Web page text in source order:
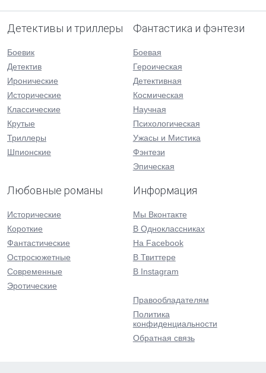
Детективы и триллеры
Боевик
Детектив
Иронические
Исторические
Классические
Крутые
Триллеры
Шпионские
Фантастика и фэнтези
Боевая
Героическая
Детективная
Космическая
Научная
Психологическая
Ужасы и Мистика
Фэнтези
Эпическая
Любовные романы
Исторические
Короткие
Фантастические
Остросюжетные
Современные
Эротические
Информация
Мы Вконтакте
В Одноклассниках
На Facebook
В Твиттере
В Instagram
Правообладателям
Политика
конфиденциальности
Обратная связь